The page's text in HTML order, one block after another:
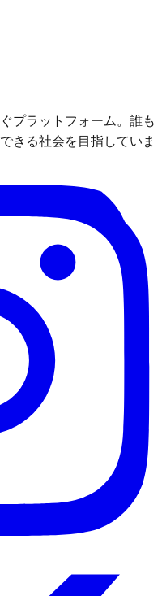
プラットフォーム。誰も
きる社会を目指していま